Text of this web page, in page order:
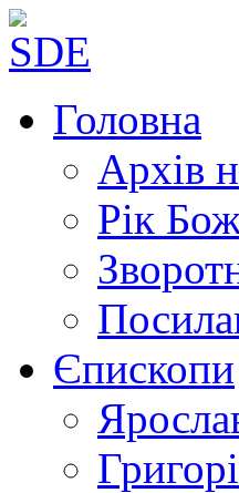
Головна
Архів
Рік
Єпископи